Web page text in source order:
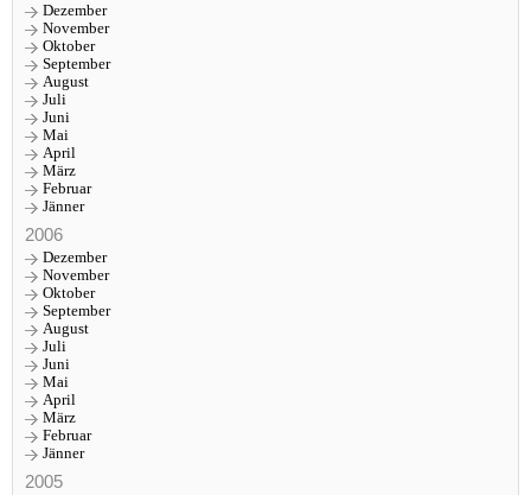
Dezember
November
Oktober
September
August
Juli
Juni
Mai
April
März
Februar
Jänner
2006
Dezember
November
Oktober
September
August
Juli
Juni
Mai
April
März
Februar
Jänner
2005